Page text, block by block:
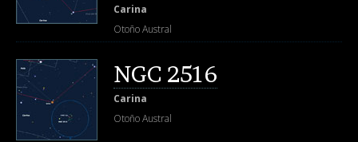
Carina
Otoño Austral
NGC 2516
Carina
Otoño Austral